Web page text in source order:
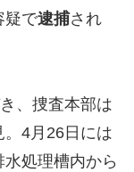
疑で逮捕され
、捜査本部は
4月26日には
処理槽内から